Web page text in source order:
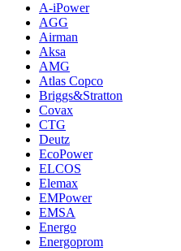
A-iPower
AGG
Airman
Aksa
AMG
Atlas Copco
Briggs&Stratton
Covax
CTG
Deutz
EcoPower
ELCOS
Elemax
EMPower
EMSA
Energo
Energoprom